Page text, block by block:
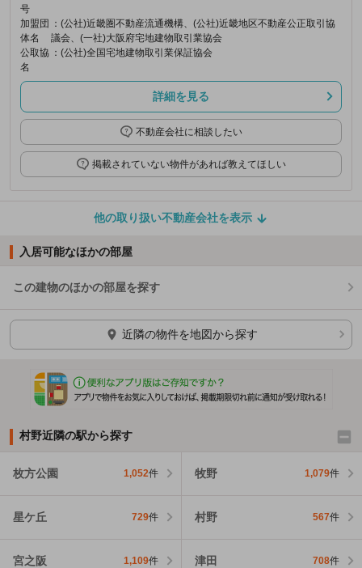
号
加盟団
体名
：(公社)近畿圏不動産流通機構、(公社)近畿地区不動産公正取引協
議会、(一社)大阪府宅地建物取引業協会
公取協
名
：(公社)全国宅地建物取引業保証協会
詳細を見る
不動産会社に相談したい
掲載されていない物件があれば教えてほしい
他の取り扱い不動産会社を表示
入居可能なほかの部屋
この建物のほかの部屋を探す
ほかの部屋を検索中…
近隣の物件を地図から探す
村野近隣の駅から探す
枚方公園 1,052件 牧野 1,079件
星ケ丘 729件 村野 567件
宮之阪 1,109件 津田 708件